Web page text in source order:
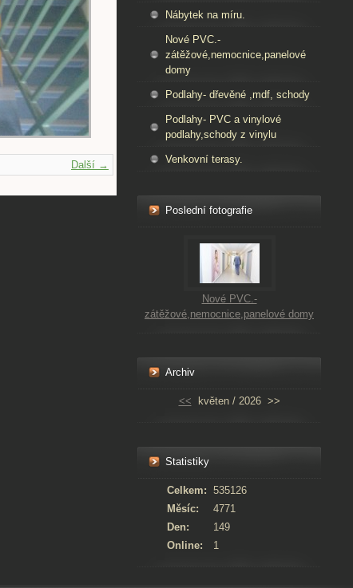
Další →
Nábytek na míru.
Nové PVC.-
zátěžové,nemocnice,panelové
domy
Podlahy- dřevěné ,mdf, schody
Podlahy- PVC a vinylové
podlahy,schody z vinylu
Venkovní terasy.
Poslední fotografie
Nové PVC.-
zátěžové,nemocnice,panelové domy
Archiv
<< květen / 2026 >>
Statistiky
Online: 1
Celkem: 535126
Měsíc:
4771
Den:
149